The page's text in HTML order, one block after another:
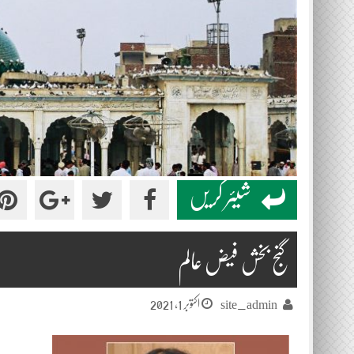
شیئر کریں
گنج بخش فیض عالم
site_admin اکتوبر 1, 2021